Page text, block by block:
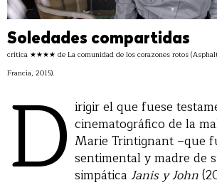
Soledades compartidas
crítica ★★★★ de La comunidad de los corazones rotos
Francia, 2015).
D irigir el que fuese
cinematográfico de la
Marie Trintignant –que
sentimental y madre de
simpática Janis y John